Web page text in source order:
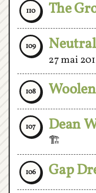
109
27 mai
108
107 Dean
🏗
106 Gap
105 Calvin